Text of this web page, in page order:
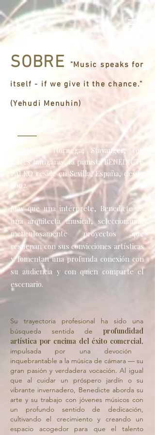
SOBRE
"Music speaks for
itself - if we give it the chance."
(Yehudi Menuhin)
​Nacida en Noruega, Stavanger, con
raíces húngaras, la pianista BENEDICTE
PALKO reside en Sevilla, España, desde
2002.
Más que una intérprete, Benedicte es
una arquitecta musical, seleccionando
meticulosamente proyectos que
resuenan con sus convicciones artísticas
y fomentan una profunda conexión con
su audiencia y con quien comparte el
escenario.
Su trayectoria profesional ha sido una
búsqueda sentida de profundidad
artística por encima del éxito comercial,
impulsada por una devoción
inquebrantable a la música de cámara — su
gran pasión y verdadera vocación. Al igual
que al cuidar un próspero jardín o su
vibrante invernadero, Benedicte aborda su
arte y su trabajo con jóvenes músicos con
un profundo sentido de dedicación,
cultivando el crecimiento y creando un
espacio acogedor para que el talento